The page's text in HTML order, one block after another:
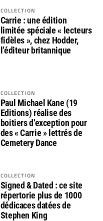
COLLECTION
Carrie : une édition
limitée spéciale « lecteurs
fidèles », chez Hodder,
l’éditeur britannique
COLLECTION
Paul Michael Kane (19
Editions) réalise des
boitiers d’exception pour
des « Carrie » lettrés de
Cemetery Dance
COLLECTION
Signed & Dated : ce site
répertorie plus de 1000
dédicaces datées de
Stephen King